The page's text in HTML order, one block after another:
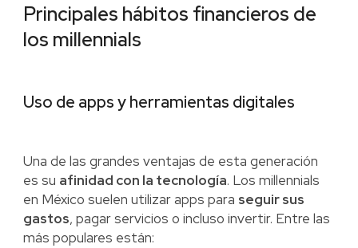
Principales hábitos financieros de
los millennials
Uso de apps y herramientas digitales
Una de las grandes ventajas de esta generación
es su afinidad con la tecnología. Los millennials
en México suelen utilizar apps para seguir sus
gastos, pagar servicios o incluso invertir. Entre las
más populares están: